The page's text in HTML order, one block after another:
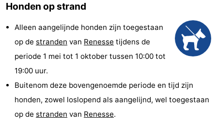
breakfasts)
Hotels
Vakantiehuizen
Buitenheem
De
Oase
Duinoord
Honden op strand
Alleen aangelijnde honden zijn toegestaan
op de stranden van Renesse tijdens de
periode 1 mei tot 1 oktober tussen 10:00 tot
19:00 uur.
Buitenom deze bovengenoemde periode en tijd zijn
honden, zowel loslopend als aangelijnd, wel toegestaan
op de stranden van Renesse.